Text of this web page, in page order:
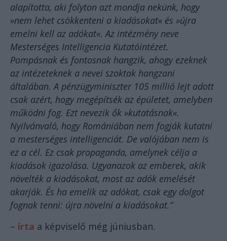
alapította, aki folyton azt mondja nekünk, hogy
»nem lehet csökkenteni a kiadásokat« és »újra
emelni kell az adókat«. Az intézmény neve
Mesterséges Intelligencia Kutatóintézet.
Pompásnak és fontosnak hangzik, ahogy ezeknek
az intézeteknek a nevei szoktak hangzani
általában. A pénzügyminiszter 105 millió lejt adott
csak azért, hogy megépítsék az épületet, amelyben
működni fog. Ezt nevezik ők »kutatásnak«.
Nyilvánvaló, hogy Romániában nem fogják kutatni
a mesterséges intelligenciát. De valójában nem is
ez a cél. Ez csak propaganda, amelynek célja a
kiadások igazolása. Ugyanazok az emberek, akik
növelték a kiadásokat, most az adók emelését
akarják. És ha emelik az adókat, csak egy dolgot
fognak tenni: újra növelni a kiadásokat.”
– írta a képviselő még júniusban.